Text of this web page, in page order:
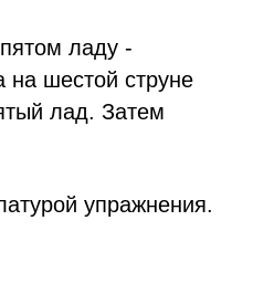
ладу -
на шестой струне
лад. Затем
упражнения.